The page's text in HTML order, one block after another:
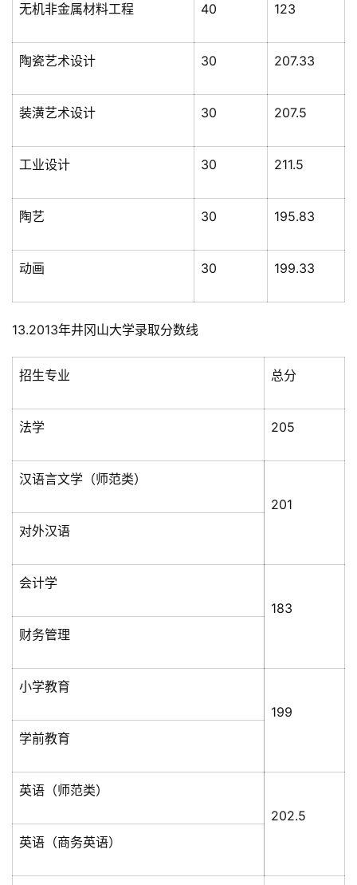
无机非金属材料工程 40 123
陶瓷艺术设计 30 207.33
装潢艺术设计 30 207.5
工业设计 30 211.5
陶艺 30 195.83
动画 30 199.33
13.2013年井冈山大学录取分数线
招生专业 总分
法学 205
汉语言文学（师范类）
201
对外汉语
会计学
183
财务管理
小学教育
199
学前教育
英语（师范类）
202.5
英语（商务英语）